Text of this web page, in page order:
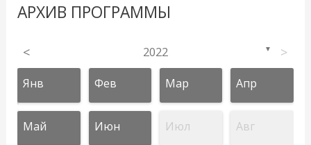
АРХИВ ПРОГРАММЫ
< 2022 ▼ >
Янв Фев Мар Апр
Май Июн Июл Авг